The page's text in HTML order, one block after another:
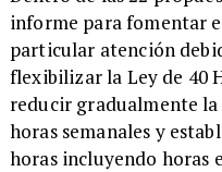
informe para fomentar
particular atención
flexibilizar la Ley de 40
reducir gradualmente la
horas semanales y
horas incluyendo horas